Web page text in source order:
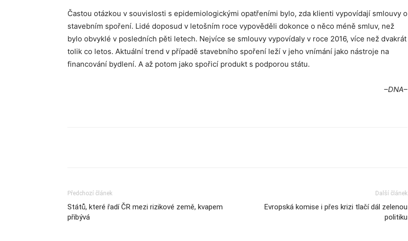
Častou otázkou v souvislosti s epidemiologickými opatřeními bylo, zda klienti vypovídají smlouvy o
stavebním spoření. Lidé doposud v letošním roce vypověděli dokonce o něco méně smluv, než
bylo obvyklé v posledních pěti letech. Nejvíce se smlouvy vypovídaly v roce 2016, více než dvakrát
tolik co letos. Aktuální trend v případě stavebního spoření leží v jeho vnímání jako nástroje na
financování bydlení. A až potom jako spořicí produkt s podporou státu.
–DNA–
Předchozí článek
Států, které řadí ČR mezi rizikové země, kvapem
přibývá
Další článek
Evropská komise i přes krizi tlačí dál zelenou
politiku